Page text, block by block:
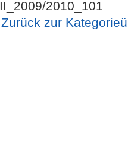
II_2009/2010_101
Zurück zur